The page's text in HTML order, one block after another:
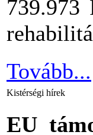
Tovább...
Kistérségi hírek
EU